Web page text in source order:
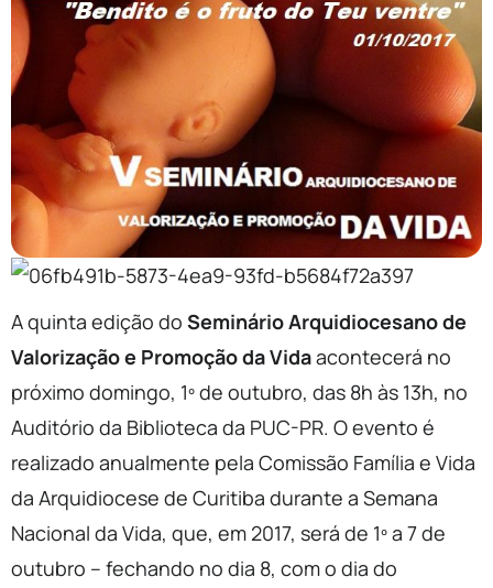
A quinta edição do Seminário Arquidiocesano de
Valorização e Promoção da Vidaacontecerá no
próximo domingo, 1º de outubro, das 8h às 13h, no
Auditório da Biblioteca da PUC-PR. O evento é
realizado anualmente pela Comissão Família e Vida
da Arquidiocese de Curitiba durante a Semana
Nacional da Vida, que, em 2017, será de 1º a 7 de
outubro – fechando no dia 8, com o dia do